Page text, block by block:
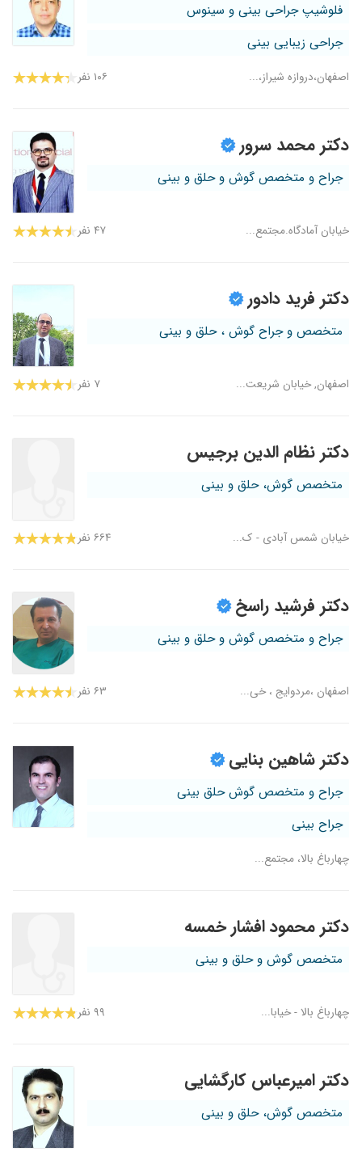
فلوشیپ جراحی بینی و سینوس
جراحی زیبایی بینی
اصفهان،دروازه شیراز،... ۱۰۶ نفر
دکتر محمد سرور
جراح و متخصص گوش و حلق و بینی
خیابان آمادگاه.مجتمع... ۴۷ نفر
دکتر فرید دادور
متخصص و جراح گوش ، حلق و بینی
اصفهان, خیابان شریعت... ۷ نفر
دکتر نظام الدین برجیس
متخصص گوش، حلق و بینی
خیابان شمس آبادی - ک... ۶۶۴ نفر
دکتر فرشید راسخ
جراح و متخصص گوش و حلق و بینی
اصفهان ،مردوایج ، خی... ۶۳ نفر
دکتر شاهین بنایی
جراح و متخصص گوش حلق بینی
جراح بینی
چهارباغ بالا، مجتمع...
دکتر محمود افشار خمسه
متخصص گوش و حلق و بینی
چهارباغ بالا - خیابا... ۹۹ نفر
دکتر امیرعباس کارگشایی
متخصص گوش، حلق و بینی